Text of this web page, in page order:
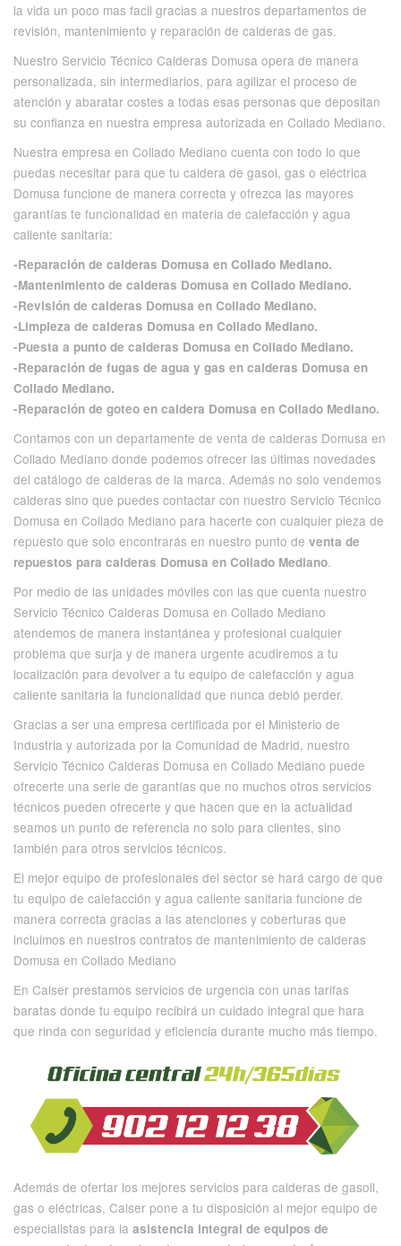
la vida un poco mas facil gracias a nuestros departamentos de
revisión, mantenimiento y reparación de calderas de gas.
Nuestro Servicio Técnico Calderas Domusa opera de manera
personalizada, sin intermediarios, para agilizar el proceso de
atención y abaratar costes a todas esas personas que depositan
su confianza en nuestra empresa autorizada en Collado Mediano.
Nuestra empresa en Collado Mediano cuenta con todo lo que
puedas necesitar para que tu caldera de gasoi, gas o eléctrica
Domusa funcione de manera correcta y ofrezca las mayores
garantías te funcionalidad en materia de calefacción y agua
caliente sanitaria:
-Reparación de calderas Domusa en Collado Mediano.
-Mantenimiento de calderas Domusa en Collado Mediano.
-Revisión de calderas Domusa en Collado Mediano.
-Limpieza de calderas Domusa en Collado Mediano.
-Puesta a punto de calderas Domusa en Collado Mediano.
-Reparación de fugas de agua y gas en calderas Domusa en
Collado Mediano.
-Reparación de goteo en caldera Domusa en Collado Mediano.
Contamos con un departamente de venta de calderas Domusa en
Collado Mediano donde podemos ofrecer las últimas novedades
del catálogo de calderas de la marca. Además no solo vendemos
calderas sino que puedes contactar con nuestro Servicio Técnico
Domusa en Collado Mediano para hacerte con cualquier pieza de
repuesto que solo encontrarás en nuestro punto de venta de
repuestos para calderas Domusa en Collado Mediano.
Por medio de las unidades móviles con las que cuenta nuestro
Servicio Técnico Calderas Domusa en Collado Mediano
atendemos de manera instantánea y profesional cualquier
problema que surja y de manera urgente acudiremos a tu
localización para devolver a tu equipo de calefacción y agua
caliente sanitaria la funcionalidad que nunca debió perder.
Gracias a ser una empresa certificada por el Ministerio de
Industria y autorizada por la Comunidad de Madrid, nuestro
Servicio Técnico Calderas Domusa en Collado Mediano puede
ofrecerte una serie de garantías que no muchos otros servicios
técnicos pueden ofrecerte y que hacen que en la actualidad
seamos un punto de referencia no solo para clientes, sino
también para otros servicios técnicos.
El mejor equipo de profesionales del sector se hará cargo de que
tu equipo de calefacción y agua caliente sanitaria funcione de
manera correcta gracias a las atenciones y coberturas que
incluimos en nuestros contratos de mantenimiento de calderas
Domusa en Collado Mediano
En Calser prestamos servicios de urgencia con unas tarifas
baratas donde tu equipo recibirá un cuidado integral que hara
que rinda con seguridad y eficiencia durante mucho más tiempo.
Además de ofertar los mejores servicios para calderas de gasoil,
gas o eléctricas, Calser pone a tu disposición al mejor equipo de
especialistas para la asistencia integral de equipos de